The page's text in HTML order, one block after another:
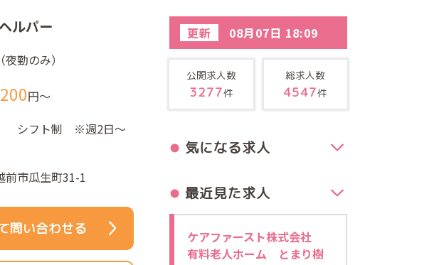
ルパー
勤のみ）
円〜
】 シフト制 ※週2日～
前市瓜生町31-1
問い合わせる
更新 08月07日 18:09
公開求人数
3277件
総求人数
4547件
気になる求人
最近見た求人
ケアファースト株式会社
有料老人ホーム とまり樹